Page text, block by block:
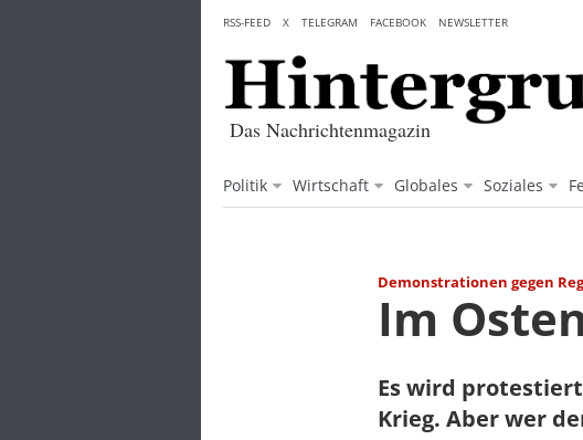
content
Das Nachrichtenmagazin
Politik Wirtschaft Globales Soziales
RSS-FEED X TELEGRAM FACEBOOK NEWSLETTER
Demonstrationen gegen
Im
Es wird
Krieg. Aber wer